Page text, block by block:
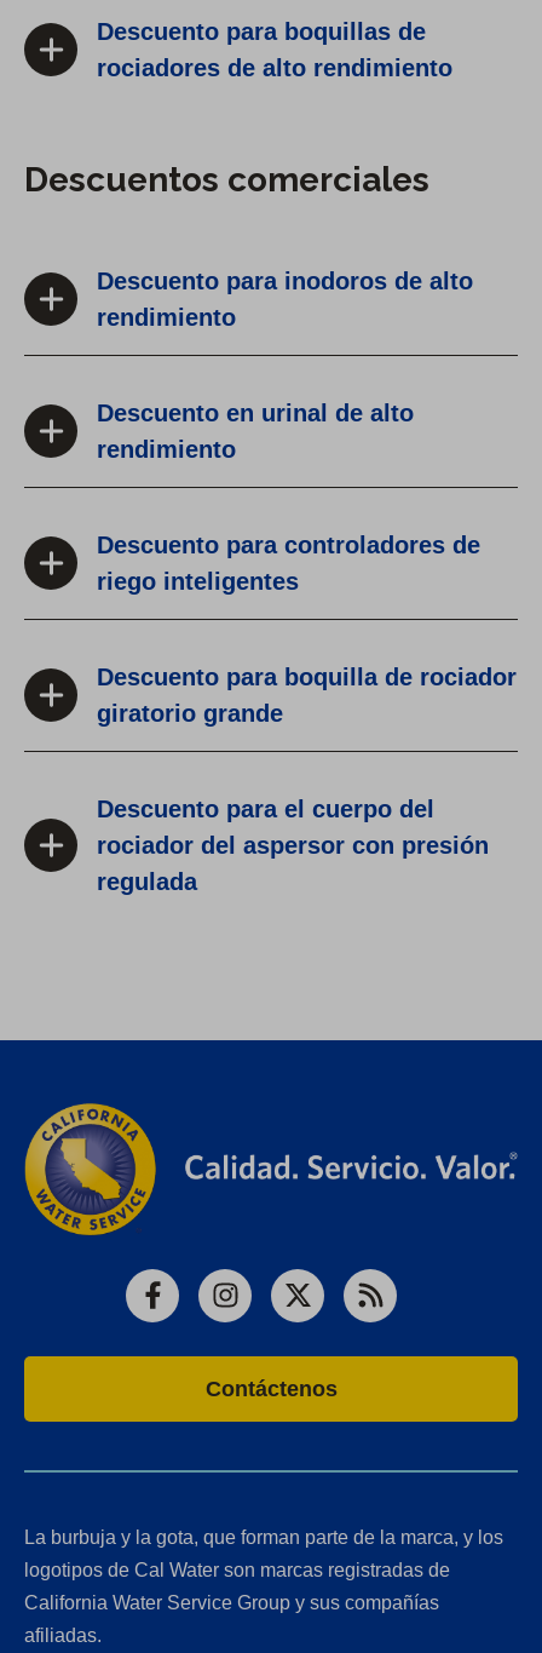
Descuento para boquillas de
rociadores de alto rendimiento
Descuentos comerciales
Descuento para inodoros de alto
rendimiento
Descuento en urinal de alto
rendimiento
Descuento para controladores de
riego inteligentes
Descuento para boquilla de rociador
giratorio grande
Descuento para el cuerpo del
rociador del aspersor con presión
regulada
FacebookInstagram
X RSS
Contáctenos
La burbuja y la gota, que forman parte de la marca, y los
logotipos de Cal Water son marcas registradas de
California Water Service Group y sus compañías
afiliadas.